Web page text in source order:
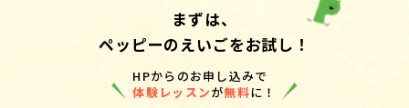
まずは、
ペッピーのえいごをお試し！
HPからのお申し込みで
体験レッスンが無料に！